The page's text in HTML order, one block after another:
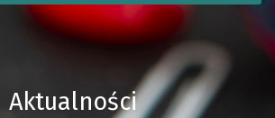
Aktualności